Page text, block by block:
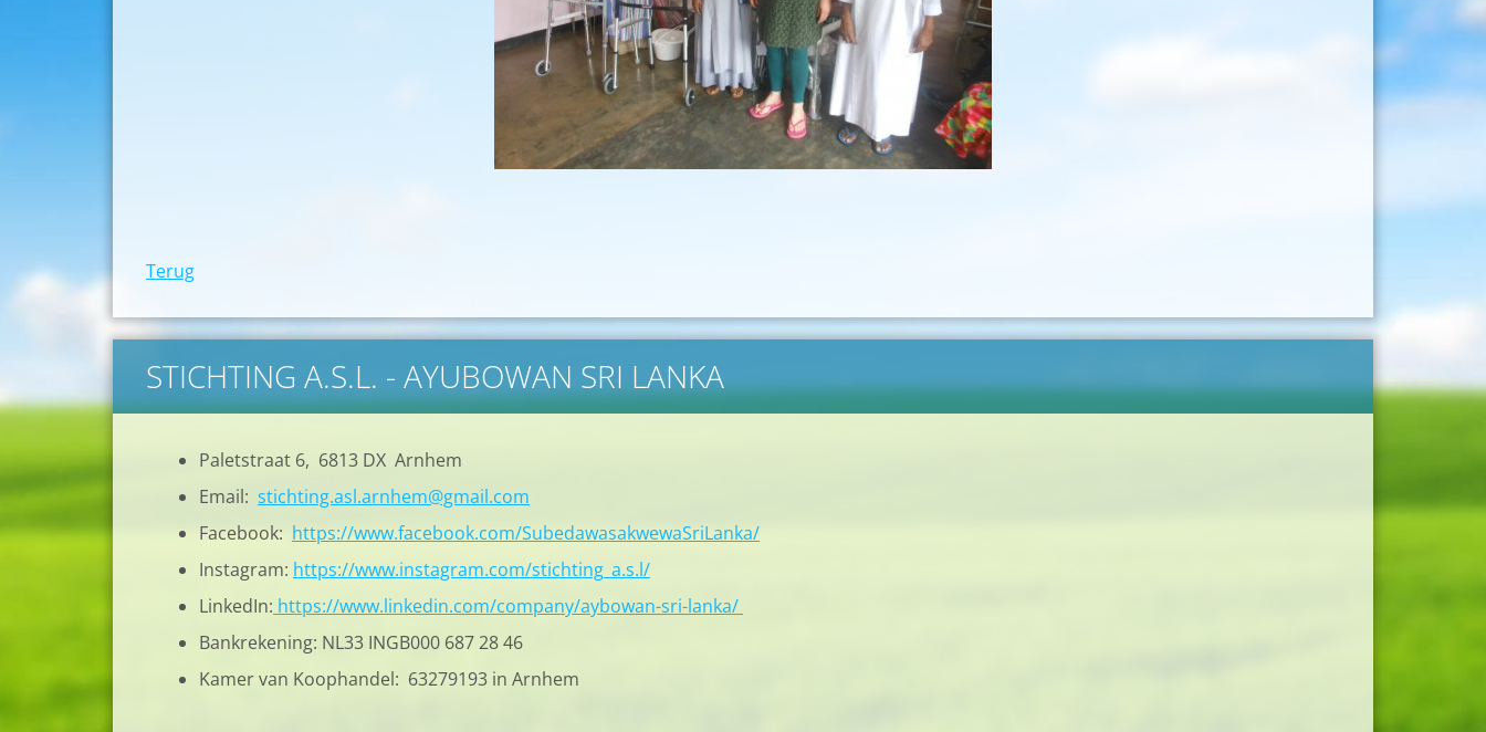
Terug
STICHTING A.S.L. - AYUBOWAN SRI LANKA
Paletstraat 6, 6813 DX Arnhem
Email: stichting.asl.arnhem@gmail.com
Facebook: https://www.facebook.com/SubedawasakwewaSriLanka/
Instagram: https://www.instagram.com/stichting_a.s.l/
LinkedIn: https://www.linkedin.com/company/aybowan-sri-lanka/
Bankrekening: NL33 INGB000 687 28 46
Kamer van Koophandel: 63279193 in Arnhem